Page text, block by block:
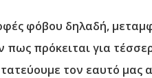
φόβου δηλαδή,
πως πρόκειται για
τον εαυτό μας